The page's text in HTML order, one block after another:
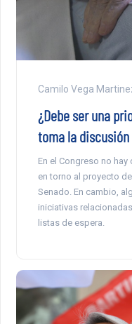
Camilo Vega
¿Debe ser una
toma la
En el Congreso no
en torno al proyecto
Senado. En cambio,
iniciativas
listas de espera.